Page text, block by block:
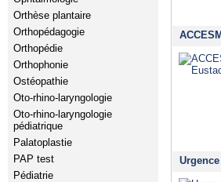
Orthèse plantaire
Orthopédagogie
Orthopédie
Orthophonie
Ostéopathie
Oto-rhino-laryngologie
Oto-rhino-laryngologie
pédiatrique
Palatoplastie
PAP test
Pédiatrie